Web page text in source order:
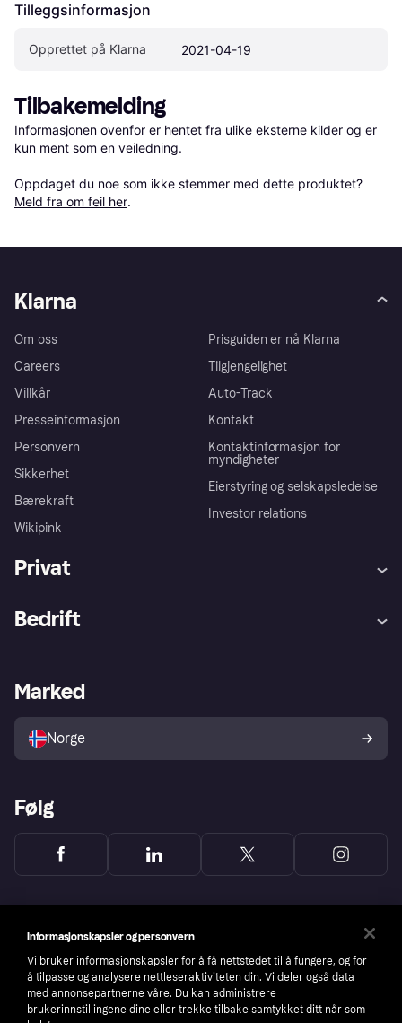
Tilleggsinformasjon
Opprettet på Klarna 2021-04-19
Tilbakemelding
Informasjonen ovenfor er hentet fra ulike eksterne kilder og er
kun ment som en veiledning.
Oppdaget du noe som ikke stemmer med dette produktet?
Meld fra om feil her.
Klarna
Om oss
Careers
Villkår
Presseinformasjon
Personvern
Sikkerhet
Bærekraft
Wikipink
Prisguiden er nå Klarna
Tilgjengelighet
Auto-Track
Kontakt
Kontaktinformasjon for
myndigheter
Eierstyring og selskapsledelse
Investor relations
Privat
Utforsk butikker
Bedrift
Merchant portal
Marked
Norge
Følg
Informasjonskapsler og personvern
Vi bruker informasjonskapsler for å få nettstedet til å fungere, og for
å tilpasse og analysere nettleseraktiviteten din. Vi deler også data
med annonsepartnerne våre. Du kan administrere
brukerinnstillingene dine eller trekke tilbake samtykket ditt når som